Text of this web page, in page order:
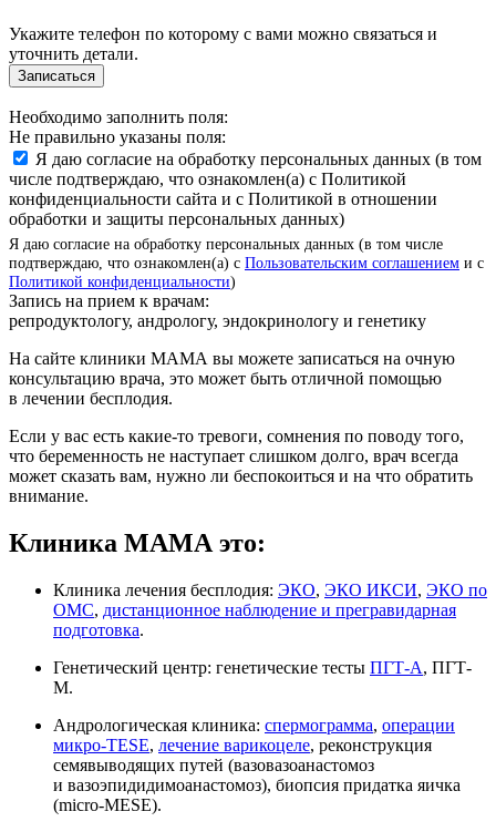
Укажите телефон по которому с вами можно связаться и
уточнить детали.
Записаться
Необходимо заполнить поля:
Не правильно указаны поля:
Я даю согласие на обработку персональных данных (в том
числе подтверждаю, что ознакомлен(а) с Политикой
конфиденциальности сайта и с Политикой в отношении
обработки и защиты персональных данных)
Я даю согласие на обработку персональных данных (в том числе
подтверждаю, что ознакомлен(а) с Пользовательским соглашением и с
Политикой конфиденциальности)
Запись на прием к врачам:
репродуктологу, андрологу, эндокринологу и генетику
На сайте клиники МАМА вы можете записаться на очную
консультацию врача, это может быть отличной помощью
в лечении бесплодия.
Если у вас есть какие-то тревоги, сомнения по поводу того,
что беременность не наступает слишком долго, врач всегда
может сказать вам, нужно ли беспокоиться и на что обратить
внимание.
Клиника МАМА это:
Клиника лечения бесплодия: ЭКО, ЭКО ИКСИ, ЭКО по
ОМС, дистанционное наблюдение и прегравидарная
подготовка.
Генетический центр: генетические тесты ПГТ-А, ПГТ-
М.
Андрологическая клиника: спермограмма, операции
микро-TESE, лечение варикоцеле, реконструкция
семявыводящих путей (вазовазоанастомоз
и вазоэпидидимоанастомоз), биопсия придатка яичка
(micro-MESE).